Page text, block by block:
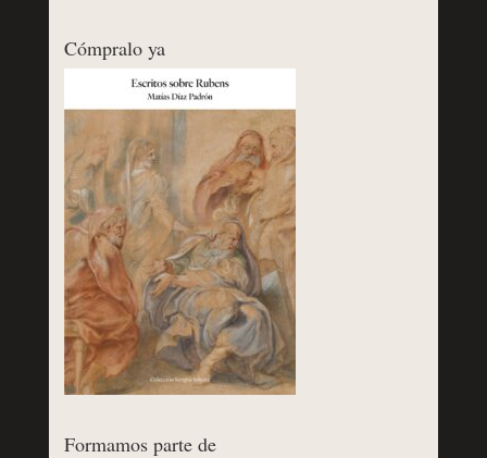
Cómpralo ya
Formamos parte de